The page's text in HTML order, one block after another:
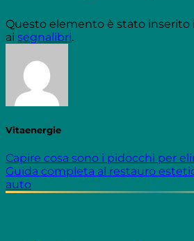
Questo elemento è stato inserito
ai segnalibri.
Vitaenergie
Capire cosa sono i pidocchi per
Guida completa al restauro
auto